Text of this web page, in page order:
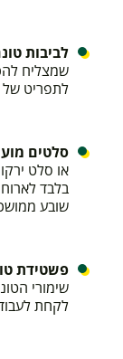
לביבות
שמצליח
לתפריט של
סלטים
או סלט
בלבד
שובע
פשטידת
שימורי
לקחת